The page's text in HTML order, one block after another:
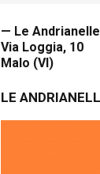
— Le Andrianelle
Via Loggia, 10
Malo (VI)
LE